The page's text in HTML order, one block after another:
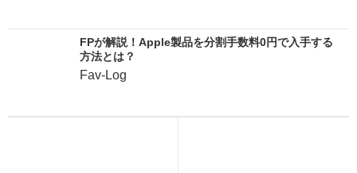
FPが解説！Apple製品を分割手数料0円で入手する
方法とは？
Fav-Log